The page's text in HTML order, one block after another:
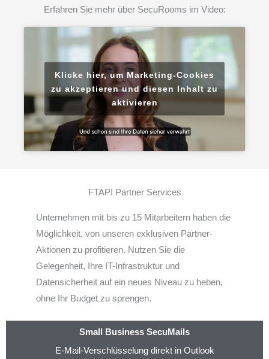
Erfahren Sie mehr über SecuRooms im Video:
Klicke hier, um Marketing-Cookies
zu akzeptieren und diesen Inhalt zu
aktivieren
FTAPI Partner Services
Unternehmen mit bis zu 15 Mitarbeitern haben die
Möglichkeit, von unseren exklusiven Partner-
Aktionen zu profitieren. Nutzen Sie die
Gelegenheit, Ihre IT-Infrastruktur und
Datensicherheit auf ein neues Niveau zu heben,
ohne Ihr Budget zu sprengen.
Small Business SecuMails
E-Mail-Verschlüsselung direkt in Outlook